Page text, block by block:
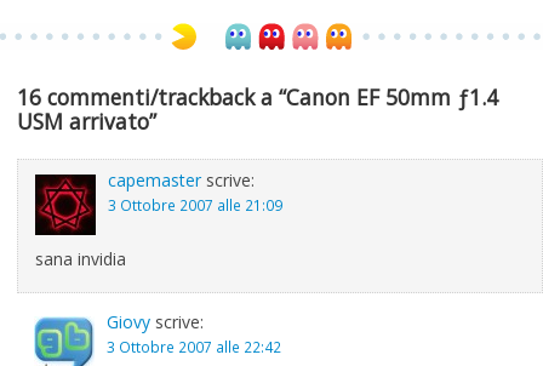
16 commenti/trackback a “Canon EF 50mm ƒ1.4
USM arrivato”
capemaster scrive:
3 Ottobre 2007 alle 21:09
sana invidia
Giovy scrive:
3 Ottobre 2007 alle 22:42